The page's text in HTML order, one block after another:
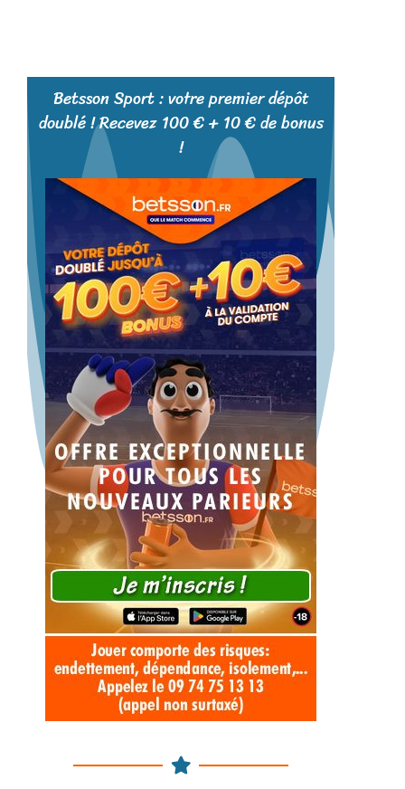
Betsson Sport : votre premier dépôt
doublé ! Recevez 100 € + 10 € de bonus
!